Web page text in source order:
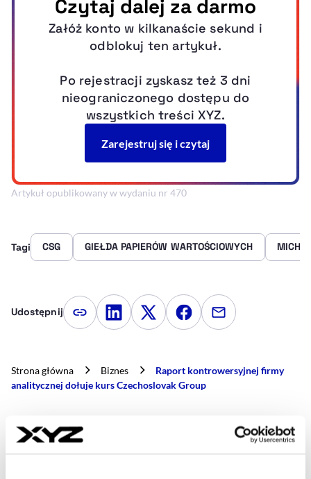
Artykuł opublikowany w wydaniu nr 470
Tagi CSG GIEŁDA PAPIERÓW WARTOŚCIOWYCH
Udostępnij Kopiuj link artykułu
Udostępnij na LinkedIn
Udostępnij na Twitterze
Udostępnij na
Udostępnij
Strona główna Biznes
Raport kontrowersyjnej firmy
analitycznej dołuje kurs Czechoslovak Group